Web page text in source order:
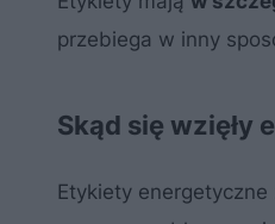
przebiega w inny
Skąd się wzięły
Etykiety